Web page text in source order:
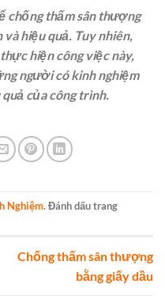
chống thấm sân thượng
hiệu quả. Tuy nhiên,
hiện công việc này,
người có kinh nghiệm
của công trình.
Nghiệm. Đánh dấu trang
Chống thấm sân thượng
bằng giấy dầu